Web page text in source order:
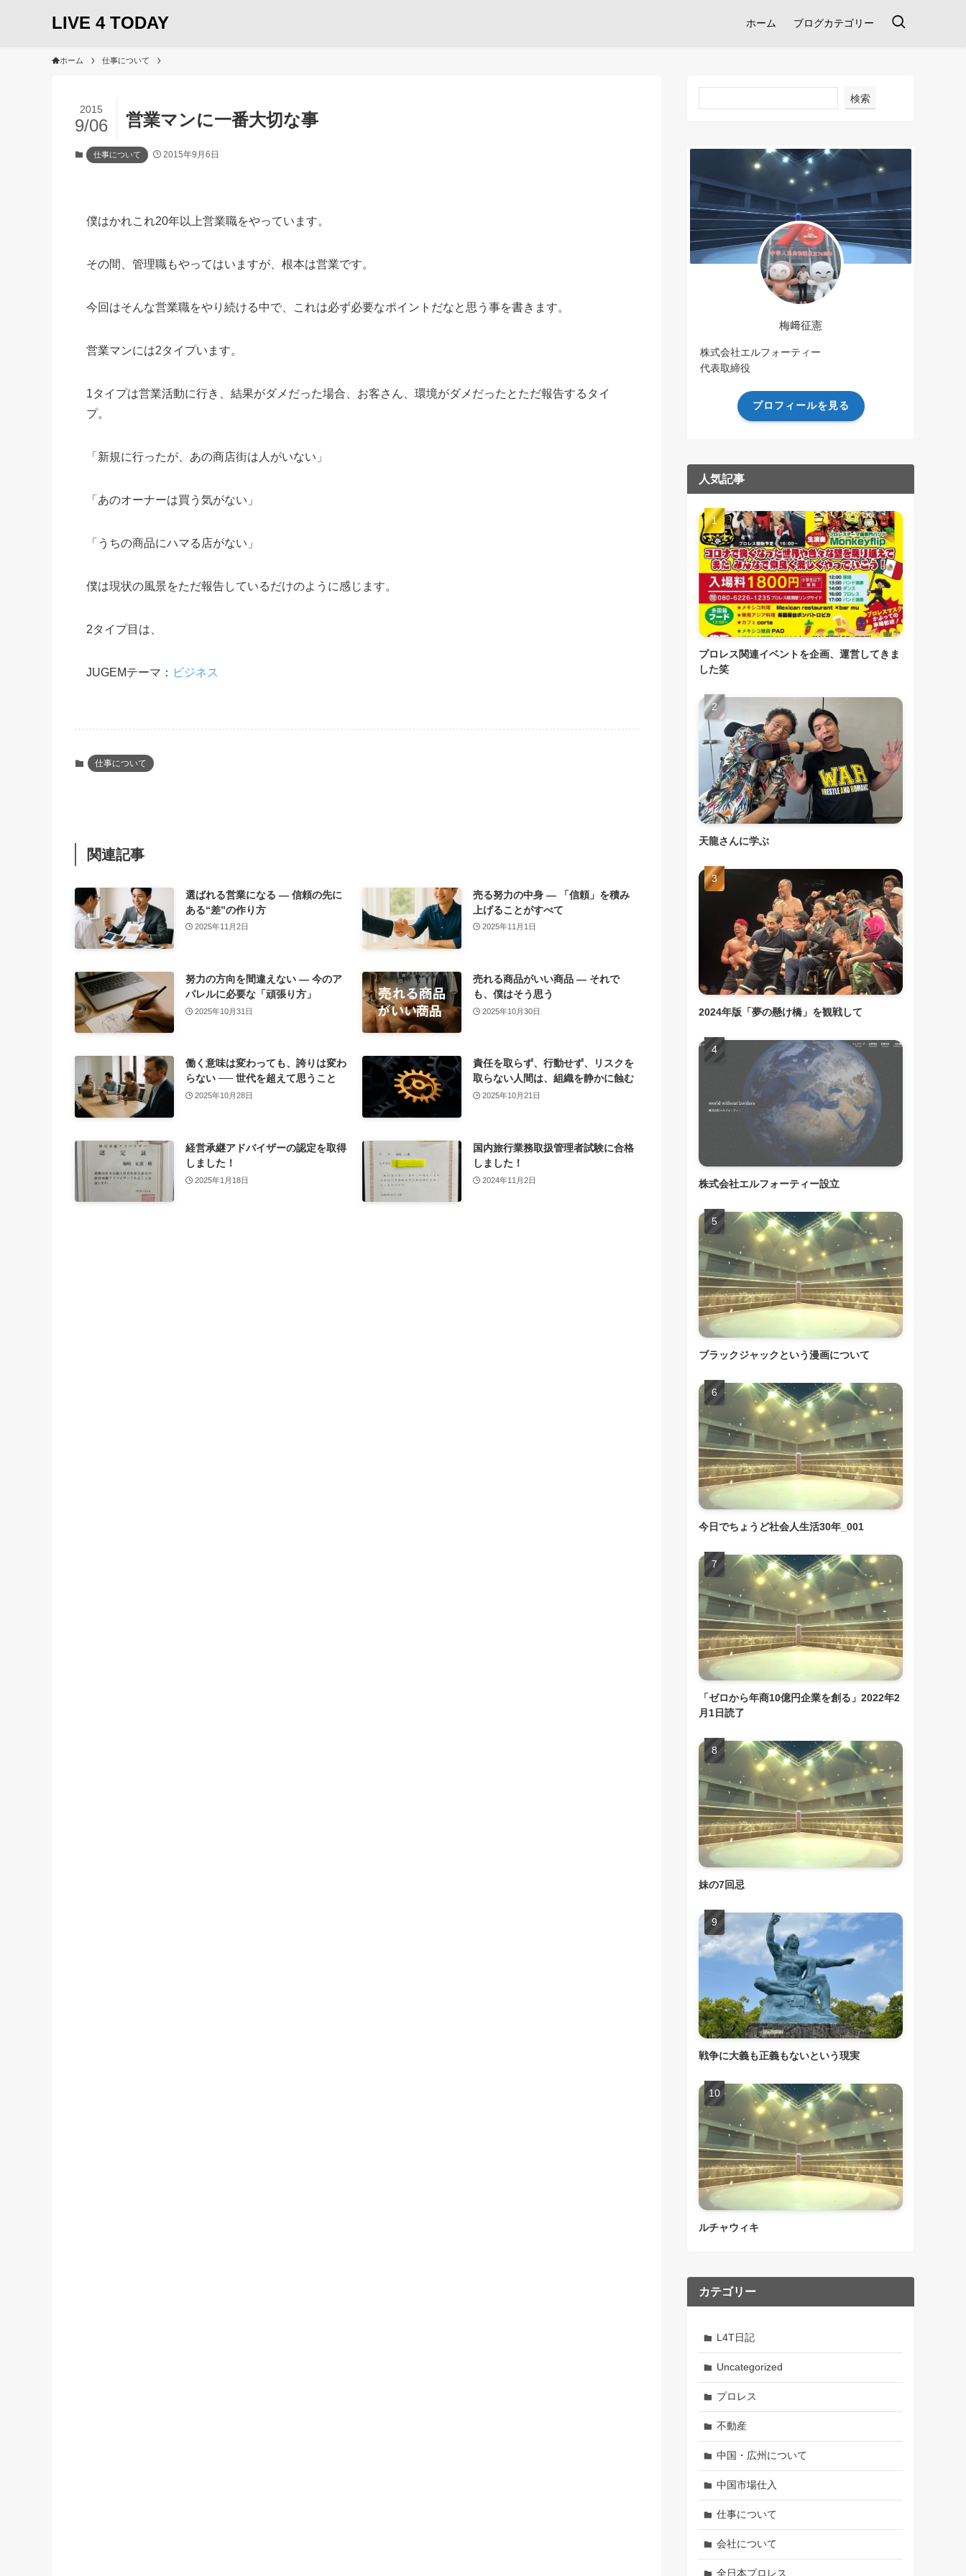
LIVE 4 TODAY ホーム ブログカテゴリー
ホーム 仕事について
営業マンに一番大切な事
2015
9/06
仕事について 2015年9月6日
僕はかれこれ20年以上営業職をやっています。
その間、管理職もやってはいますが、根本は営業です。
今回はそんな営業職をやり続ける中で、これは必ず必要なポイントだなと思う事を書きます。
営業マンには2タイプいます。
1タイプは営業活動に行き、結果がダメだった場合、お客さん、環境がダメだったとただ報告するタイ
プ。
「新規に行ったが、あの商店街は人がいない」
「あのオーナーは買う気がない」
「うちの商品にハマる店がない」
僕は現状の風景をただ報告しているだけのように感じます。
2タイプ目は、
JUGEMテーマ： ビジネス
仕事について
関連記事
選ばれる営業になる ― 信頼の先に
ある“差”の作り方
2025年11月2日
売る努力の中身 ― 「信頼」を積み
上げることがすべて
2025年11月1日
努力の方向を間違えない ― 今のア
パレルに必要な「頑張り方」
2025年10月31日
売れる商品がいい商品 ― それで
も、僕はそう思う
2025年10月30日
働く意味は変わっても、誇りは変わ
らない ── 世代を超えて思うこと
2025年10月28日
責任を取らず、行動せず、リスクを
取らない人間は、組織を静かに蝕む
2025年10月21日
経営承継アドバイザーの認定を取得
しました！
2025年1月18日
国内旅行業務取扱管理者試験に合格
しました！
2024年11月2日
検索
梅﨑征憲
株式会社エルフォーティー
代表取締役
プロフィールを見る
人気記事
プロレス関連イベントを企画、運営してきま
した笑
天龍さんに学ぶ
2024年版「夢の懸け橋」を観戦して
株式会社エルフォーティー設立
ブラックジャックという漫画について
今日でちょうど社会人生活30年_001
「ゼロから年商10億円企業を創る」2022年2
月1日読了
妹の7回忌
戦争に大義も正義もないという現実
ルチャウィキ
カテゴリー
L4T日記
Uncategorized
プロレス
不動産
中国・広州について
中国市場仕入
仕事について
会社について
全日本プロレス